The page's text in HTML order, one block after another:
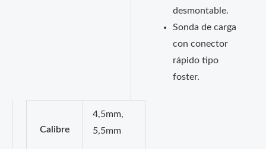
desmontable.
Sonda de carga
con conector
rápido tipo
foster.
Calibre
4,5mm,
5,5mm